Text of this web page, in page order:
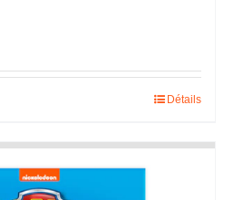
Détails